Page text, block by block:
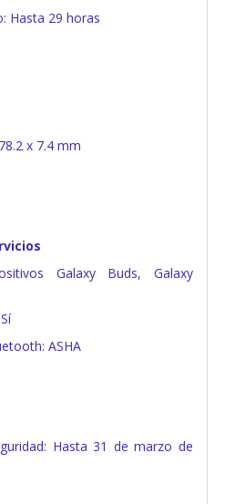
Hasta 29 horas
x 7.4 mm
Galaxy Buds, Galaxy
ASHA
Hasta 31 de marzo de